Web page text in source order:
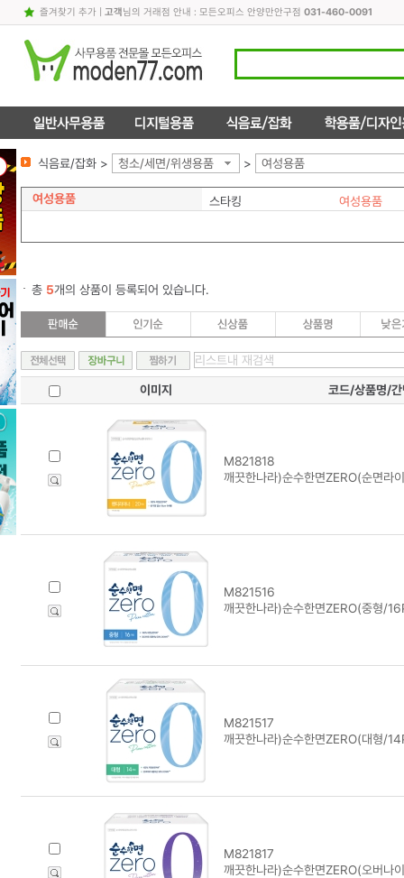
즐겨찾기 추가| 고객님의 거래점 안내 : 모든오피스 안양만안구점 031-460-0091
식음료/잡화 > 청소/세면/위생용품 > 여성용품
여성용품 스타킹 여성용품
총 5개의 상품이 등록되어 있습니다.
이미지 코드/상품명/간
M821818
깨끗한나라)순수한면ZERO(순면라
M821516
깨끗한나라)순수한면ZERO(중형/
M821517
깨끗한나라)순수한면ZERO(대형/
M821817
깨끗한나라)순수한면ZERO(오버나